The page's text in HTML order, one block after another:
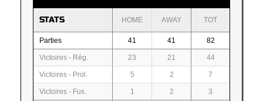
STATS HOME AWAY TOT
Parties 41 41 82
Victoires - Rég. 23 21 44
Victoires - Prol. 5 2 7
Victoires - Fus. 1 2 3